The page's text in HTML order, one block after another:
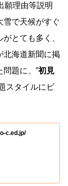
願理由等説明
雪で天候がすぐ
とても多く、
北海道新聞に掲
題に、”初見
スタイルにビ
c.ed.jp/